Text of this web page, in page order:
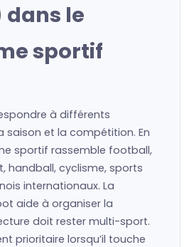
dans le
sportif
à différents
saison et la compétition. En
sportif rassemble football,
handball, cyclisme, sports
internationaux. La
aide à organiser la
doit rester multi-sport.
prioritaire lorsqu’il touche